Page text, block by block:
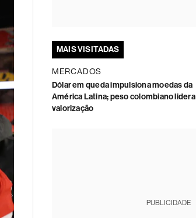
MAIS VISITADAS
MERCADOS
Dólar em queda impulsiona moedas da
América Latina; peso colombiano lidera
valorização
PUBLICIDADE